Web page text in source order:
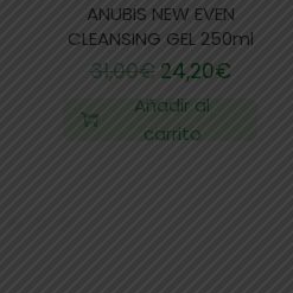
ANUBIS NEW EVEN
CLEANSING GEL 250ml
31,00€ 24,20€
Añadir al
carrito